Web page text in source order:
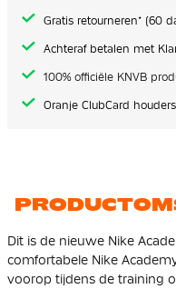
Gratis retourneren* (60
Achteraf betalen met
100% officiële KNVB
Oranje ClubCard
Dit is de nieuwe Nike
comfortabele Nike
voorop tijdens de training